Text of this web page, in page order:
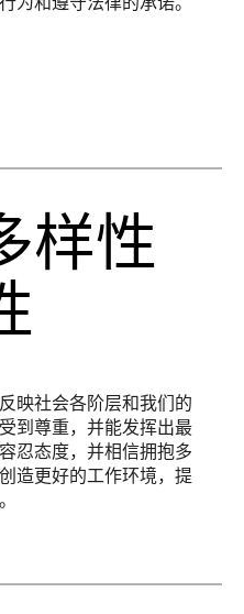
样性
映社会各阶层和我们的
到尊重，并能发挥出最
忍态度，并相信拥抱多
造更好的工作环境，提